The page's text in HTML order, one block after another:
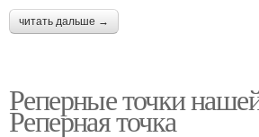
читать дальше →
Реперные точки
Реперная точка